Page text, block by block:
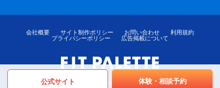
公式サイト 体験・相談予約
会社概要 サイト制作ポリシー お問い合わせ
利用規約
プライバシーポリシー
広告掲載について
© LOTTE MediPalette Co.,Ltd. All rights reserved.